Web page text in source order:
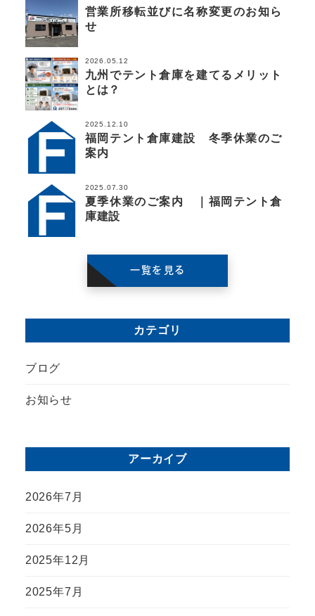
営業所移転並びに名称変更のお知ら
せ
2026.05.12
九州でテント倉庫を建てるメリット
とは？
2025.12.10
福岡テント倉庫建設 冬季休業のご
案内
2025.07.30
夏季休業のご案内 ｜福岡テント倉
庫建設
一覧を見る
カテゴリ
ブログ
お知らせ
アーカイブ
2026年7月
2026年5月
2025年12月
2025年7月